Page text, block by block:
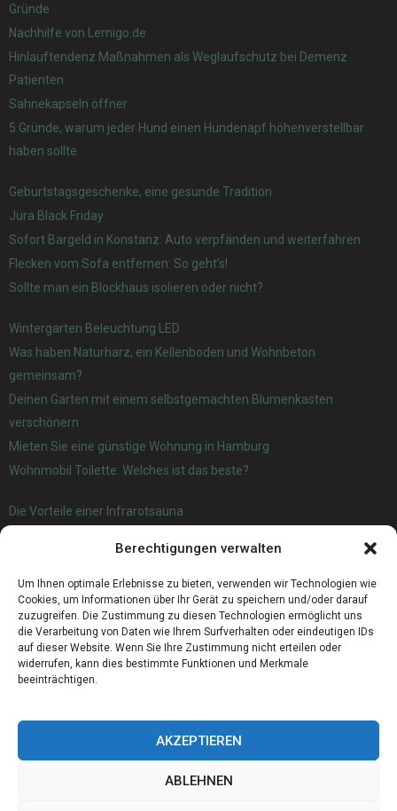
Berechtigungen verwalten
Um Ihnen optimale Erlebnisse zu bieten, verwenden wir Technologien wie
Cookies, um Informationen über Ihr Gerät zu speichern und/oder darauf
zuzugreifen. Die Zustimmung zu diesen Technologien ermöglicht uns
die Verarbeitung von Daten wie Ihrem Surfverhalten oder eindeutigen IDs
auf dieser Website. Wenn Sie Ihre Zustimmung nicht erteilen oder
widerrufen, kann dies bestimmte Funktionen und Merkmale
beeinträchtigen.
AKZEPTIEREN
ABLEHNEN
Gründe
Nachhilfe von Lernigo.de
Hinlauftendenz Maßnahmen als Weglaufschutz bei Demenz
Patienten
Sahnekapseln öffner
5 Gründe, warum jeder Hund einen Hundenapf höhenverstellbar
haben sollte
Geburtstagsgeschenke, eine gesunde Tradition
Jura Black Friday
Sofort Bargeld in Konstanz: Auto verpfänden und weiterfahren
Flecken vom Sofa entfernen: So geht’s!
Sollte man ein Blockhaus isolieren oder nicht?
Wintergarten Beleuchtung LED
Was haben Naturharz, ein Kellenboden und Wohnbeton
gemeinsam?
Deinen Garten mit einem selbstgemachten Blumenkasten
verschönern
Mieten Sie eine günstige Wohnung in Hamburg
Wohnmobil Toilette: Welches ist das beste?
Die Vorteile einer Infrarotsauna
Wanderwege Oldenburg – Eine Führung durch die Natur
Zahnärztliche Darlehen: Wie man zahnärztliche Kosten finanziert